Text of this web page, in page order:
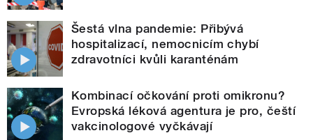
Šestá vlna pandemie: Přibývá
hospitalizací, nemocnicím chybí
zdravotníci kvůli karanténám
Kombinací očkování proti omikronu?
Evropská léková agentura je pro, čeští
vakcinologové vyčkávají